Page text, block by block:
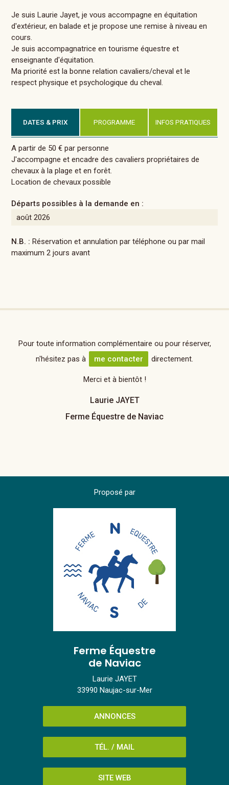
Je suis Laurie Jayet, je vous accompagne en équitation
d'extérieur, en balade et je propose une remise à niveau en
cours.
Je suis accompagnatrice en tourisme équestre et
enseignante d'équitation.
Ma priorité est la bonne relation cavaliers/cheval et le
respect physique et psychologique du cheval.
DATES & PRIX PROGRAMME INFOS PRATIQUES
A partir de 50 € par personne
J'accompagne et encadre des cavaliers propriétaires de
chevaux à la plage et en forêt.
Location de chevaux possible
Départs possibles à la demande en :
août 2026
N.B. : Réservation et annulation par téléphone ou par mail
maximum 2 jours avant
Pour toute information complémentaire ou pour réserver,
n'hésitez pas à
me contacter directement.
Merci et à bientôt !
Laurie JAYET
Ferme Équestre de Naviac
Proposé par
Ferme Équestre
de Naviac
Laurie JAYET
33990 Naujac-sur-Mer
ANNONCES
TÉL. / MAIL
SITE WEB